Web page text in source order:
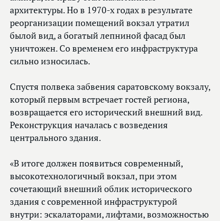
архитектуры. Но в 1970-х годах в результате
реорганизации помещений вокзал утратил
былой вид, а богатый лепниной фасад был
уничтожен. Со временем его инфраструктура
сильно износилась.
Спустя полвека забвения саратовскому вокзалу,
который первым встречает гостей региона,
возвращается его исторический внешний вид.
Реконструкция началась с возведения
центрального здания.
«В итоге должен появиться современный,
высокотехнологичный вокзал, при этом
сочетающий внешний облик исторического
здания с современной инфраструктурой
внутри: эскалаторами, лифтами, возможностью